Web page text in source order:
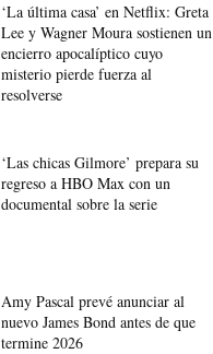
‘La última casa’ en Netflix: Greta
Lee y Wagner Moura sostienen un
encierro apocalíptico cuyo
misterio pierde fuerza al
resolverse
‘Las chicas Gilmore’ prepara su
regreso a HBO Max con un
documental sobre la serie
Amy Pascal prevé anunciar al
nuevo James Bond antes de que
termine 2026